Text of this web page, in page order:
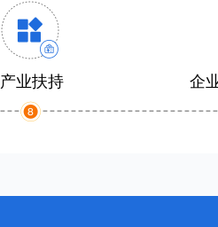
产业扶持 企